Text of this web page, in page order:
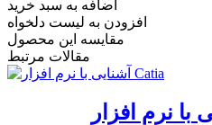
اضافه به سبد خرید
افزودن به لیست دلخواه
مقایسه این محصول
مقالات مرتبط